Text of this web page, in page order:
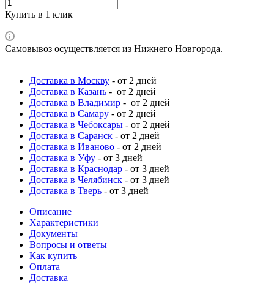
Купить в 1 клик
Самовывоз осуществляется из Нижнего Новгорода.
Доставка в Москву - от 2 дней
Доставка в Казань - от 2 дней
Доставка в Владимир - от 2 дней
Доставка в Самару - от 2 дней
Доставка в Чебоксары - от 2 дней
Доставка в Саранск - от 2 дней
Доставка в Иваново - от 2 дней
Доставка в Уфу - от 3 дней
Доставка в Краснодар - от 3 дней
Доставка в Челябинск - от 3 дней
Доставка в Тверь - от 3 дней
Описание
Характеристики
Документы
Вопросы и ответы
Как купить
Оплата
Доставка